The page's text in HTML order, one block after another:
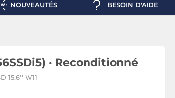
NOUVEAUTÉS BESOIN D'AIDE
· Reconditionné
15.6'' W11